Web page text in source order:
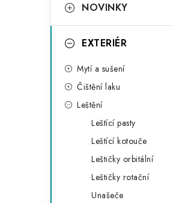
e
NOVINKY
EXTERIÉR
Mytí a sušení
Čištění laku
Leštění
Leštící pasty
Leštící kotouče
Leštičky orbitální
Leštičky rotační
Unašeče